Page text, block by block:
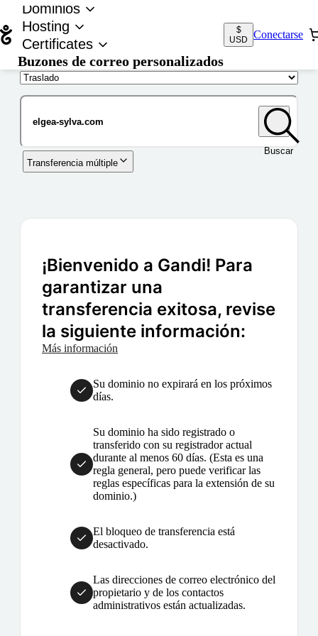
Dominios
Hosting
Certificates
Buzones de correo personalizados
$
USD
Conectarse
Buscar
Transferencia múltiple
¡Bienvenido a Gandi! Para
garantizar una
transferencia exitosa, revise
la siguiente información:
Más información
Su dominio no expirará en los próximos
días.
Su dominio ha sido registrado o
transferido con su registrador actual
durante al menos 60 días. (Esta es una
regla general, pero puede verificar las
reglas específicas para la extensión de su
dominio.)
El bloqueo de transferencia está
desactivado.
Las direcciones de correo electrónico del
propietario y de los contactos
administrativos están actualizadas.